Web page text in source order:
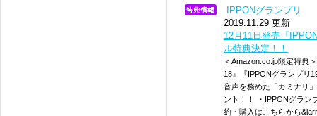
IPPONグランプリ
2019.11.29 更新
12月11日発売『
ル特典決定！！
＜Amazon.co.jp限定特典
18』『IPPONグランプリ
音声を務めた「カミナリ
ント！！ ・IPPONグラ
約・購入はこちらから&larr